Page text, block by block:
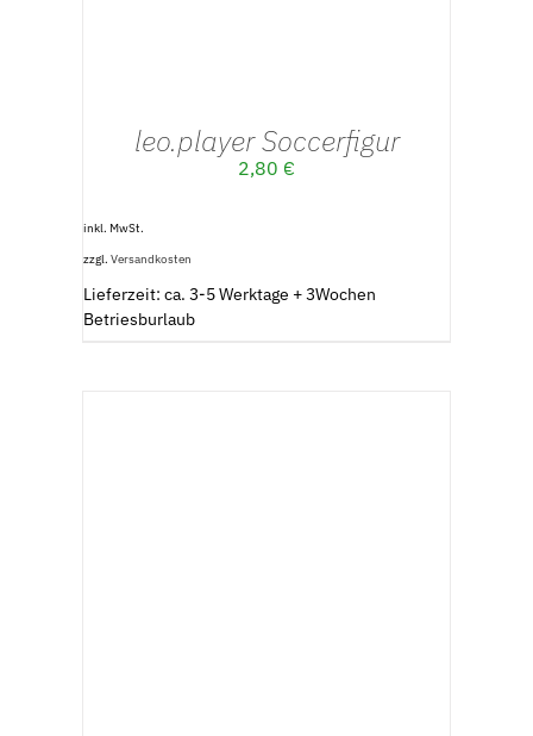
leo.player Soccerfigur
2,80 €
inkl. MwSt.
zzgl. Versandkosten
Lieferzeit: ca. 3-5 Werktage + 3Wochen
Betriesburlaub